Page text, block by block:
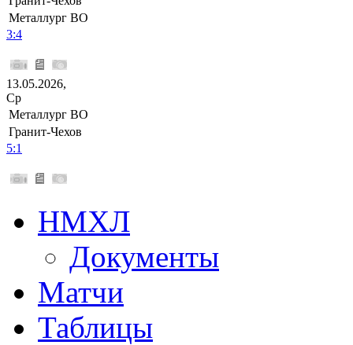
Металлург ВО
3:4
13.05.2026,
Ср
Металлург ВО
Гранит-Чехов
5:1
НМХЛ
Документы
Матчи
Таблицы